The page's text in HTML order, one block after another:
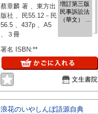
増訂第三版
民事訴訟法
（華文） １
冊）
蔡章麟 著 、東方出
版社 、民55.12－民
56.5 、437p 、A5
、３冊
署名 ISBN:**
文生書院
浪花のいやしんぼ語源自典